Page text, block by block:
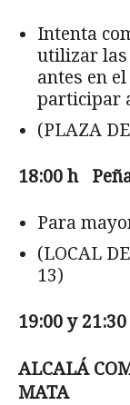
Intenta
utilizar las
antes en
participar
(PLAZA
18:00 h Pe
Para
(LOCAL
13)
19:00 y
ALCALÁ
MATA